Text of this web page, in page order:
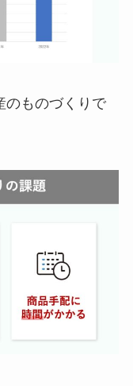
のものづくりで